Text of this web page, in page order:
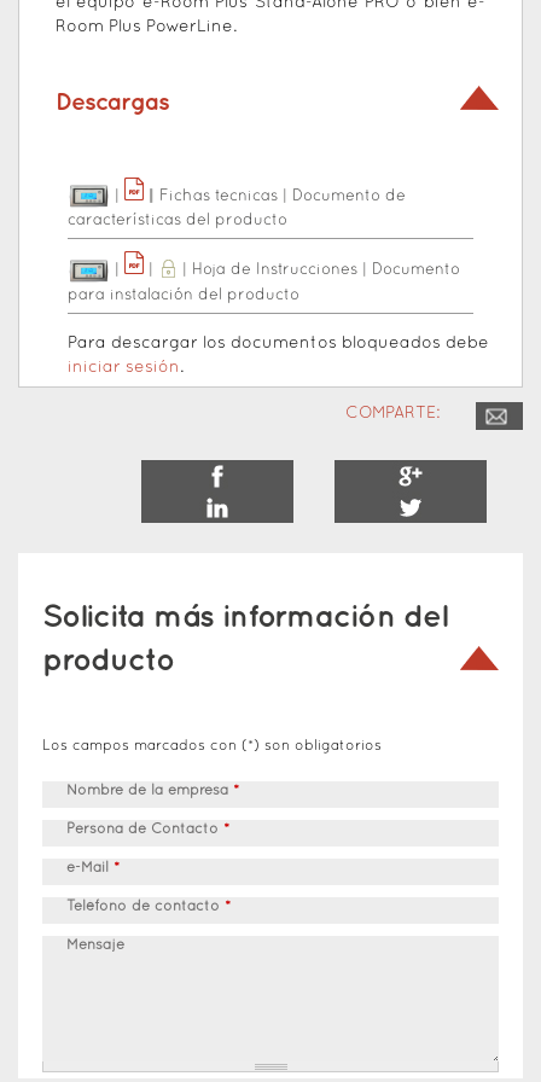
Room Plus PowerLine.
Descargas
Fichas tecnicas
Documento de
características del producto
Hoja de Instrucciones
Documento
para instalación del producto
Para descargar los documentos bloqueados debe
iniciar sesión .
COMPARTE:
Solicita más información del
producto
Los campos marcados con (*) son obligatorios
Nombre de la empresa *
Persona de Contacto *
e-Mail *
Teléfono de contacto *
Mensaje